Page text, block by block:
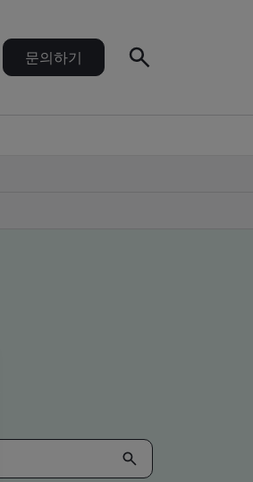
문의하기